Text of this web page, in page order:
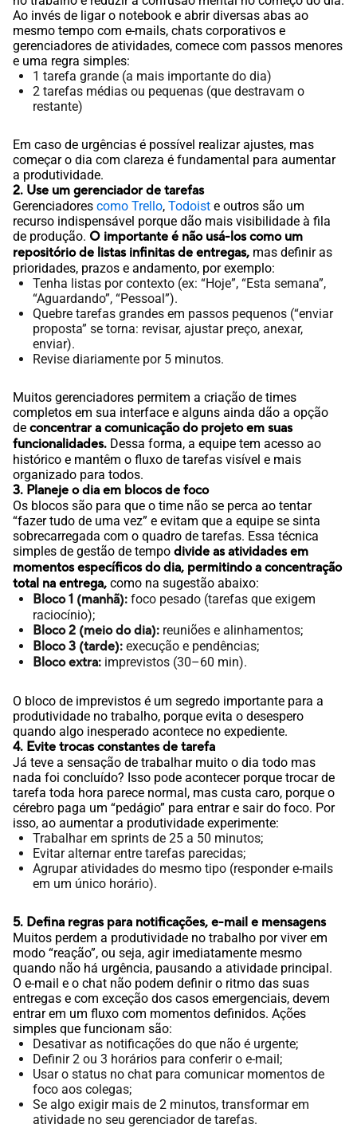
Ao invés de ligar o notebook e abrir diversas abas ao
mesmo tempo com e-mails, chats corporativos e
gerenciadores de atividades, comece com passos menores
e uma regra simples:
1 tarefa grande (a mais importante do dia)
2 tarefas médias ou pequenas (que destravam o
restante)
Em caso de urgências é possível realizar ajustes, mas
começar o dia com clareza é fundamental para aumentar
a produtividade.
2. Use um gerenciador de tarefas
Gerenciadores como Trello, Todoist e outros são um
recurso indispensável porque dão mais visibilidade à fila
de produção. O importante é não usá-los como um
repositório de listas infinitas de entregas, mas definir as
prioridades, prazos e andamento, por exemplo:
Tenha listas por contexto (ex: “Hoje”, “Esta semana”,
“Aguardando”, “Pessoal”).
Quebre tarefas grandes em passos pequenos (“enviar
proposta” se torna: revisar, ajustar preço, anexar,
enviar).
Revise diariamente por 5 minutos.
Muitos gerenciadores permitem a criação de times
completos em sua interface e alguns ainda dão a opção
de concentrar a comunicação do projeto em suas
funcionalidades. Dessa forma, a equipe tem acesso ao
histórico e mantêm o fluxo de tarefas visível e mais
organizado para todos.
3. Planeje o dia em blocos de foco
Os blocos são para que o time não se perca ao tentar
“fazer tudo de uma vez” e evitam que a equipe se sinta
sobrecarregada com o quadro de tarefas. Essa técnica
simples de gestão de tempo divide as atividades em
momentos específicos do dia, permitindo a concentração
total na entrega, como na sugestão abaixo:
Bloco 1 (manhã): foco pesado (tarefas que exigem
raciocínio);
Bloco 2 (meio do dia): reuniões e alinhamentos;
Bloco 3 (tarde): execução e pendências;
Bloco extra: imprevistos (30–60 min).
O bloco de imprevistos é um segredo importante para a
produtividade no trabalho, porque evita o desespero
quando algo inesperado acontece no expediente.
4. Evite trocas constantes de tarefa
Já teve a sensação de trabalhar muito o dia todo mas
nada foi concluído? Isso pode acontecer porque trocar de
tarefa toda hora parece normal, mas custa caro, porque o
cérebro paga um “pedágio” para entrar e sair do foco. Por
isso, ao aumentar a produtividade experimente:
Trabalhar em sprints de 25 a 50 minutos;
Evitar alternar entre tarefas parecidas;
Agrupar atividades do mesmo tipo (responder e-mails
em um único horário).
5. Defina regras para notificações, e-mail e mensagens
Muitos perdem a produtividade no trabalho por viver em
modo “reação”, ou seja, agir imediatamente mesmo
quando não há urgência, pausando a atividade principal.
O e-mail e o chat não podem definir o ritmo das suas
entregas e com exceção dos casos emergenciais, devem
entrar em um fluxo com momentos definidos. Ações
simples que funcionam são:
Desativar as notificações do que não é urgente;
Definir 2 ou 3 horários para conferir o e-mail;
Usar o status no chat para comunicar momentos de
foco aos colegas;
Se algo exigir mais de 2 minutos, transformar em
atividade no seu gerenciador de tarefas.